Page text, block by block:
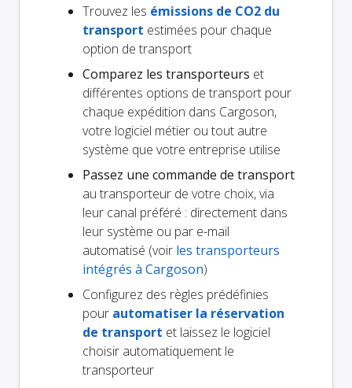
Trouvez les émissions de CO2 du
transport estimées pour chaque
option de transport
Comparez les transporteurs et
différentes options de transport pour
chaque expédition dans Cargoson,
votre logiciel métier ou tout autre
système que votre entreprise utilise
Passez une commande de transport
au transporteur de votre choix, via
leur canal préféré : directement dans
leur système ou par e-mail
automatisé (voir les transporteurs
intégrés à Cargoson)
Configurez des règles prédéfinies
pour automatiser la réservation
de transport et laissez le logiciel
choisir automatiquement le
transporteur